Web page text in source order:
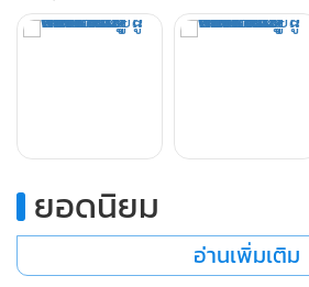
PLAYEUM 2026: Decoding Thainess
เรียนรู้แบบ Inclusive Play เด็กๆ จะได้
วัฒนธรรม การเคลื่อนไหว และการสร้าง
โดยมี “น้องคิดดี” มาสคอตของ OKMD
เล่น สื่อสารแนวคิดการเรียนรู้ผ่านการ
ออกเดินทางสู่โลกแห่งการเรียนรู้ในกิจก
ยอดนิยม
อ่านเพิ่มเติม